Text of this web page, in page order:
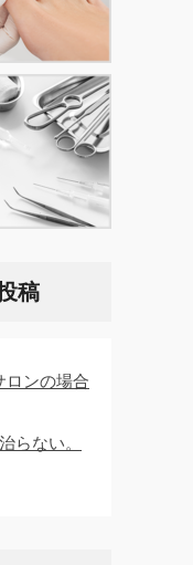
稿
ロンの場合
らない。